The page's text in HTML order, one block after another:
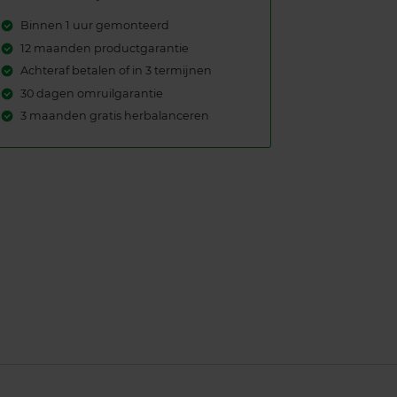
Binnen 1 uur gemonteerd
12 maanden productgarantie
Achteraf betalen of in 3 termijnen
30 dagen omruilgarantie
3 maanden gratis herbalanceren